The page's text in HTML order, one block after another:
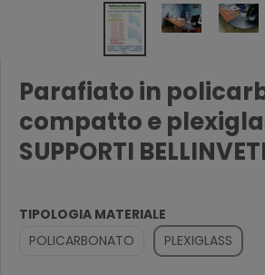
Parafiato in
compatto e
SUPPORTI
TIPOLOGIA MATERIALE
POLICARBONATO
PLEXIGLASS